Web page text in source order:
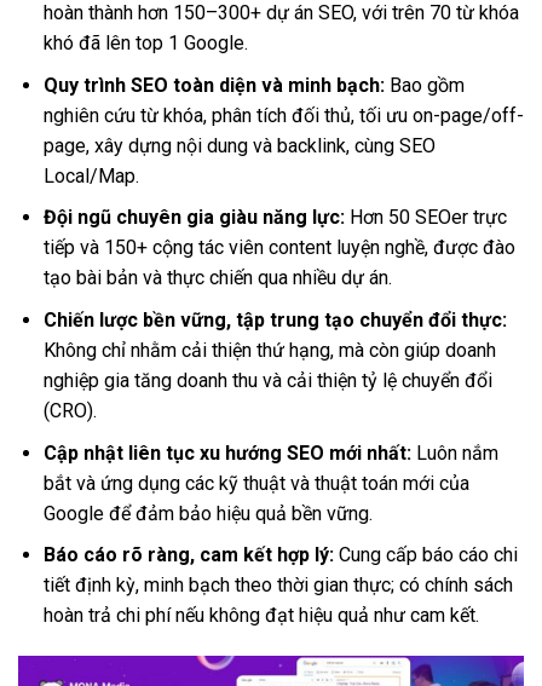
hoàn thành hơn 150–300+ dự án SEO, với trên 70 từ khóa
khó đã lên top 1 Google.
Quy trình SEO toàn diện và minh bạch:Bao gồm
nghiên cứu từ khóa, phân tích đối thủ, tối ưu on-page/off-
page, xây dựng nội dung và backlink, cùng SEO
Local/Map.
Đội ngũ chuyên gia giàu năng lực:Hơn 50 SEOer trực
tiếp và 150+ cộng tác viên content luyện nghề, được đào
tạo bài bản và thực chiến qua nhiều dự án.
Chiến lược bền vững, tập trung tạo chuyển đổi thực:
Không chỉ nhằm cải thiện thứ hạng, mà còn giúp doanh
nghiệp gia tăng doanh thu và cải thiện tỷ lệ chuyển đổi
(CRO).
Cập nhật liên tục xu hướng SEO mới nhất:Luôn nắm
bắt và ứng dụng các kỹ thuật và thuật toán mới của
Google để đảm bảo hiệu quả bền vững.
Báo cáo rõ ràng, cam kết hợp lý:Cung cấp báo cáo chi
tiết định kỳ, minh bạch theo thời gian thực; có chính sách
hoàn trả chi phí nếu không đạt hiệu quả như cam kết.